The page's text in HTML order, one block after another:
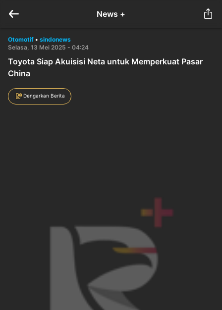
News +
Otomotif • sindonews
Selasa, 13 Mei 2025 - 04:24
Toyota Siap Akuisisi Neta untuk Memperkuat Pasar
China
Dengarkan Berita